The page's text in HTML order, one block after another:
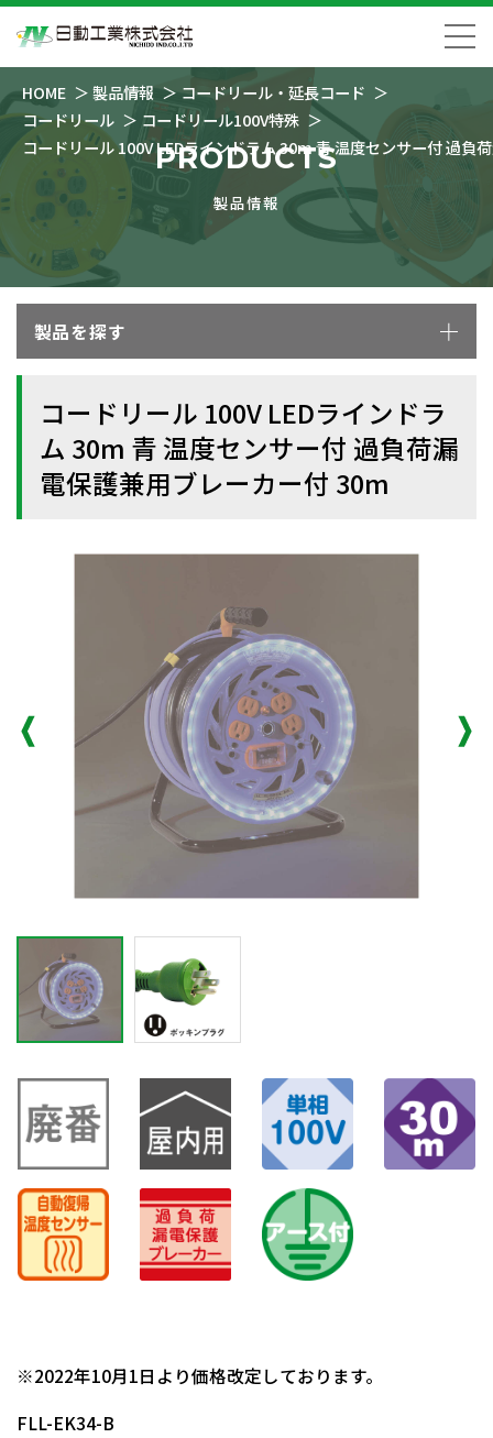
HOME 製品情報
コードリール・延長コード
コードリール
コードリール100V特殊
コードリール 100V LEDラインドラム 30m 青 温度センサー付 過負
PRODUCTS
製品情報
製品を探す
コードリール 100V LEDラインドラ
ム 30m 青 温度センサー付 過負荷漏
電保護兼用ブレーカー付 30m
※2022年10月1日より価格改定しております。
FLL-EK34-B